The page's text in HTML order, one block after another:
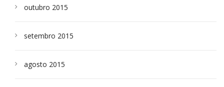
outubro 2015
setembro 2015
agosto 2015